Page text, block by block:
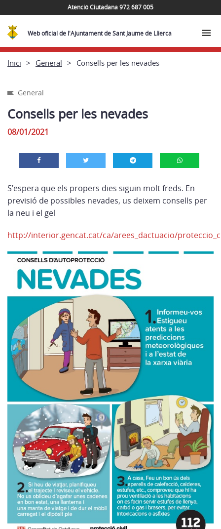
Atenció Ciutadana 972 687 005
Web oficial de l'Ajuntament de Sant Jaume de Llierca
Inici General Consells per les nevades
General
Consells per les nevades
08/01/2021
S’espera que els propers dies siguin molt freds. En
previsió de possibles nevades, us deixem consells per
la neu i el gel
http://interior.gencat.cat/ca/arees_dactuacio/